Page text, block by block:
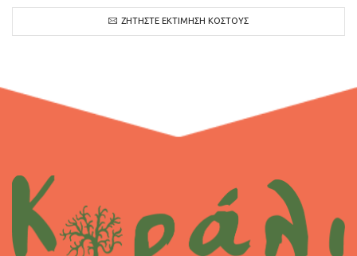
ΖΗΤΉΣΤΕ ΕΚΤΊΜΗΣΗ ΚΌΣΤΟΥΣ